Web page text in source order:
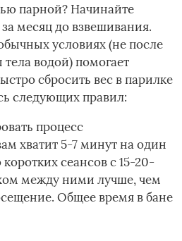
парной? Начинайте
месяц до взвешивания.
условиях (не после
водой) помогает
сбросить вес в парилке
следующих правил:
процесс
хватит 5-7 минут на один
сеансов с 15-20-
между ними лучше, чем
Общее время в бане